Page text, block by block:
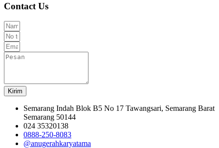
Contact Us
Kirim
Semarang Indah Blok B5 No 17 Tawangsari, Semarang Barat
Semarang 50144
024 35320138
0888-250-8083
@anugerahkaryatama